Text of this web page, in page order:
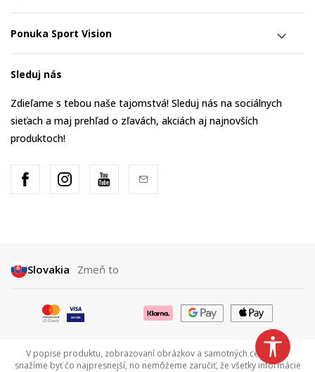
Ponuka Sport Vision
Sleduj nás
Zdieľame s tebou naše tajomstvá! Sleduj nás na sociálnych
sieťach a maj prehľad o zľavách, akciách aj najnovších
produktoch!
Slovakia Zmeň to
V popise produktu, zobrazovaní obrázkov a samotných cenách sa
snažíme byť čo najpresnejší, no nemôžeme zaručiť, že všetky informácie